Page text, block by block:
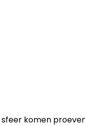
komen